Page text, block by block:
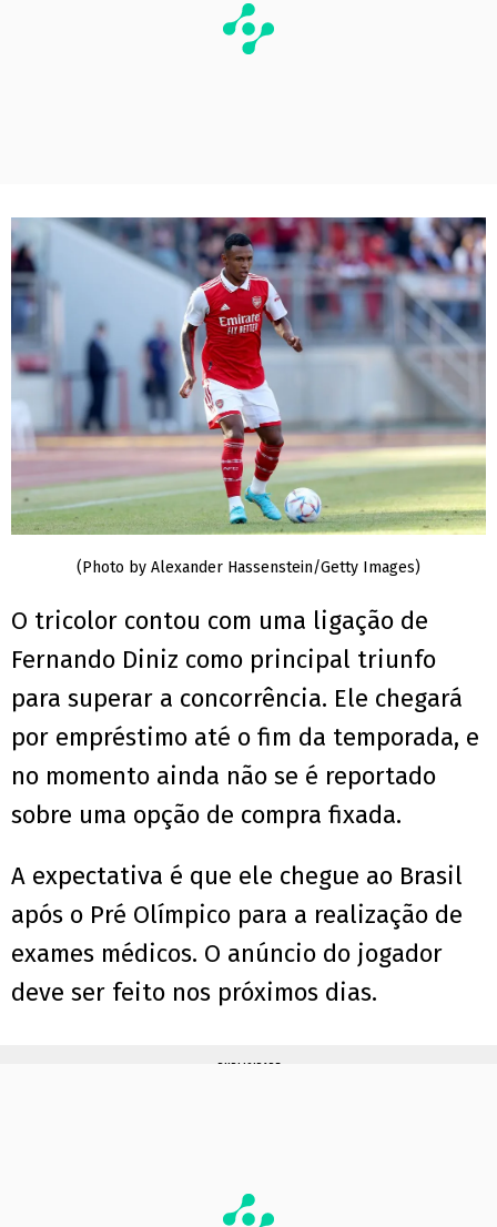
(Photo by Alexander Hassenstein/Getty Images)
O tricolor contou com uma ligação de
Fernando Diniz como principal triunfo
para superar a concorrência. Ele chegará
por empréstimo até o fim da temporada, e
no momento ainda não se é reportado
sobre uma opção de compra fixada.
A expectativa é que ele chegue ao Brasil
após o Pré Olímpico para a realização de
exames médicos. O anúncio do jogador
deve ser feito nos próximos dias.
PUBLICIDADE